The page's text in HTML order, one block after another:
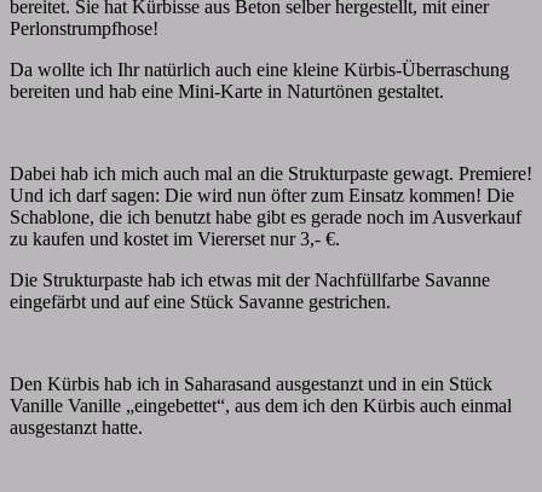
da
bereitet. Sie hat Kürbisse aus Beton selber hergestellt, mit einer
Perlonstrumpfhose!
Da wollte ich Ihr natürlich auch eine kleine Kürbis-Überraschung
bereiten und hab eine Mini-Karte in Naturtönen gestaltet.
Dabei hab ich mich auch mal an die Strukturpaste gewagt. Premiere!
Und ich darf sagen: Die wird nun öfter zum Einsatz kommen! Die
Schablone, die ich benutzt habe gibt es gerade noch im Ausverkauf
zu kaufen und kostet im Viererset nur 3,- €.
Die Strukturpaste hab ich etwas mit der Nachfüllfarbe Savanne
eingefärbt und auf eine Stück Savanne gestrichen.
Den Kürbis hab ich in Saharasand ausgestanzt und in ein Stück
Vanille Vanille „eingebettet“, aus dem ich den Kürbis auch einmal
ausgestanzt hatte.